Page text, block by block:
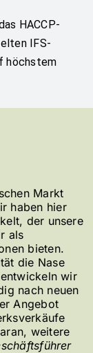
HACCP-
IFS-
höchstem
Markt
haben hier
der unsere
als
bieten.
die Nase
wir
nach neuen
Angebot
weitere